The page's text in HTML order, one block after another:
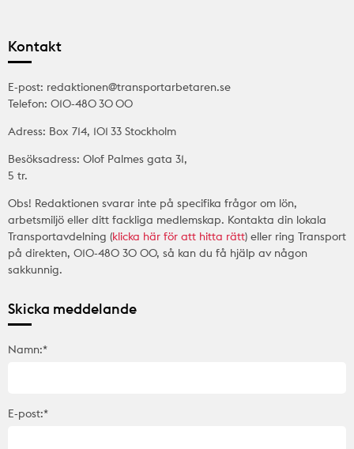
Kontakt
E-post: redaktionen@transportarbetaren.se
Telefon: 010-480 30 00
Adress: Box 714, 101 33 Stockholm
Besöksadress: Olof Palmes gata 31,
5 tr.
Obs! Redaktionen svarar inte på specifika frågor om lön,
arbetsmiljö eller ditt fackliga medlemskap. Kontakta din lokala
Transportavdelning (klicka här för att hitta rätt) eller ring Transport
på direkten, 010-480 30 00, så kan du få hjälp av någon
sakkunnig.
Skicka meddelande
Namn:*
E-post:*